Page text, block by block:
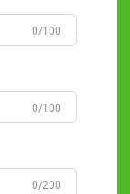
0/100
0/100
0/200